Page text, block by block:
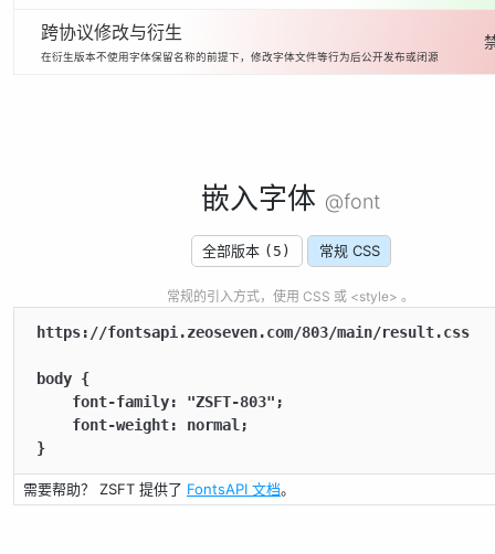
跨协议修改与衍生
在衍生版本不使用字体保留名称的前提下，修改字体文件等行为后公开发布或闭源
嵌入字体 @font
全部版本 (5) 常规 CSS
常规的引入方式，使用 CSS 或 <style> 。
https://fontsapi.zeoseven.com/803/main/result.css
body {
    font-family: "ZSFT-803";
    font-weight: normal;
}
需要帮助？ ZSFT 提供了 FontsAPI 文档。